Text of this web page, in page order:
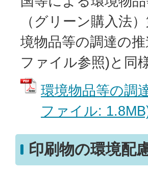
（グリーン購入法
境物品等の調達の
ファイル参照)と同
環境物品等の調
ファイル:
印刷物の環境配